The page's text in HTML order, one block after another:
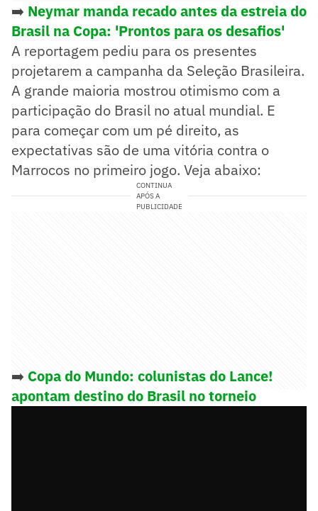
➡️ Neymar manda recado antes da estreia do
Brasil na Copa: 'Prontos para os desafios'
A reportagem pediu para os presentes
projetarem a campanha da Seleção Brasileira.
A grande maioria mostrou otimismo com a
participação do Brasil no atual mundial. E
para começar com um pé direito, as
expectativas são de uma vitória contra o
Marrocos no primeiro jogo. Veja abaixo:
CONTINUA
APÓS A
PUBLICIDADE
➡️ Copa do Mundo: colunistas do Lance!
apontam destino do Brasil no torneio